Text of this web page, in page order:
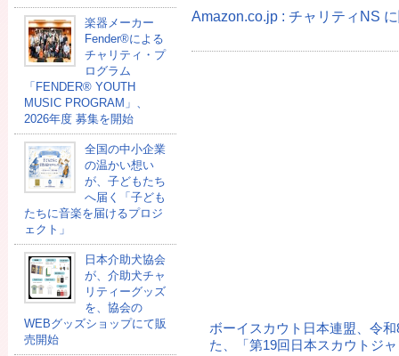
楽器メーカー
Fender®による
チャリティ・プ
ログラム
「FENDER®︎ YOUTH
MUSIC PROGRAM」、
2026年度 募集を開始
全国の中小企業
の温かい想い
が、子どもたち
へ届く「子ども
たちに音楽を届けるプロジ
ェクト」
日本介助犬協会
が、介助犬チャ
リティーグッズ
を、協会の
WEBグッズショップにて販
売開始
Amazon.co.jp : チャリティNS
ボーイスカウト日本連盟、令
た、「第19回日本スカウトジ